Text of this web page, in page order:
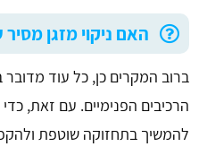
האם ניקוי מזגן מסיר
ברוב המקרים כן, כל עוד מדובר
הרכיבים הפנימיים. עם זאת,
להמשיך בתחזוקה שוטפת